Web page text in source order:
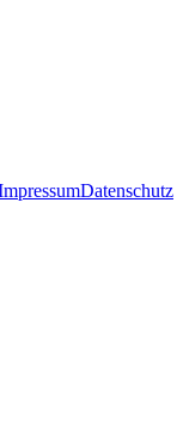
Datenschutz